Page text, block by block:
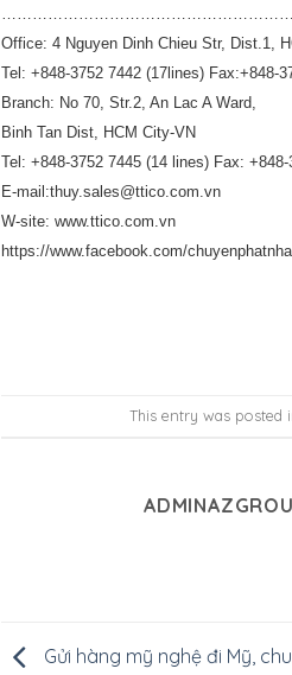
Office: 4 Nguyen Dinh Chieu Str, Dist.1,
Tel: +848-3752 7442 (17lines) Fax:+848-
Branch: No 70, Str.2, An Lac A Ward,
Binh Tan Dist, HCM City-VN
Tel: +848-3752 7445 (14 lines) Fax: +848-
E-mail:thuy.sales@ttico.com.vn
W-site: www.ttico.com.vn
https://www.facebook.com/
This entry was posted
Gửi hàng mỹ nghệ đi Mỹ,